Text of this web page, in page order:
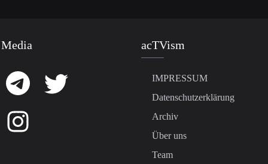
acTVism
IMPRESSUM
Datenschutzerklärung
Archiv
Über uns
Team